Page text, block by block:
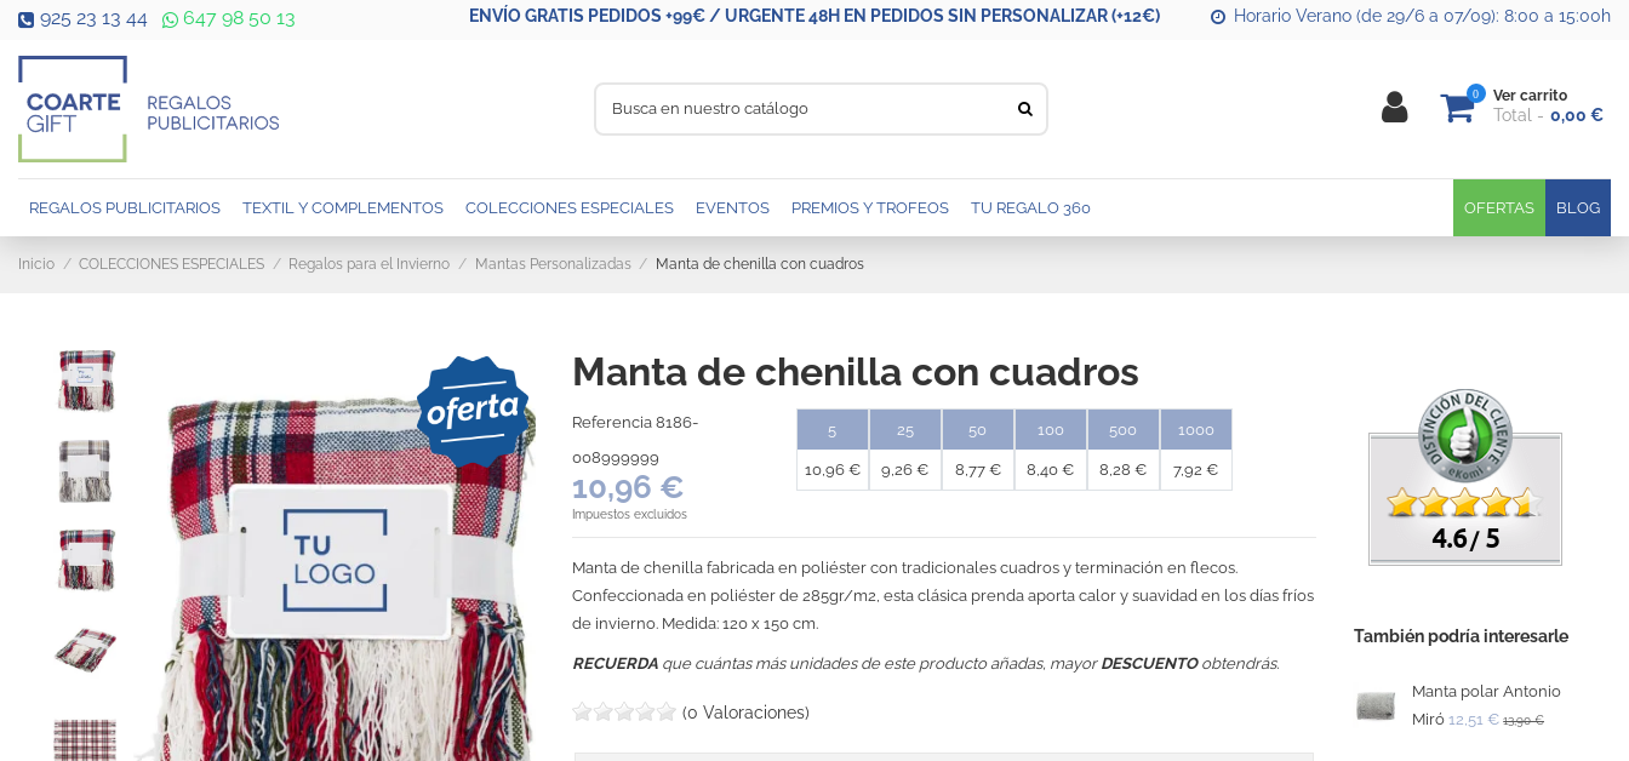
925 23 13 44 647 98 50 13 ENVÍO GRATIS PEDIDOS +99€ / URGENTE 48H EN PEDIDOS SIN PERSONALIZAR (+12€) Horario Verano (de 29/6 a 07/09): 8:00 a 15:00h
0 Ver carrito
Total 0,00 €
REGALOS PUBLICITARIOS TEXTIL Y COMPLEMENTOS COLECCIONES ESPECIALES EVENTOS PREMIOS Y TROFEOS BLOG
TU REGALO 360 OFERTAS
Inicio COLECCIONES ESPECIALES Regalos para el Invierno Mantas Personalizadas Manta de chenilla con cuadros
Manta de chenilla con cuadros
Referencia 8186-
008999999
10,96 €
Impuestos excluidos
5
10,96 €
25
9,26 €
50
8,77 €
100
8,40 €
500
8,28 €
1000
7,92 €
Manta de chenilla fabricada en poliéster con tradicionales cuadros y terminación en flecos.
Confeccionada en poliéster de 285gr/m2, esta clásica prenda aporta calor y suavidad en los días fríos
de invierno. Medida: 120 x 150 cm.
RECUERDA que cuántas más unidades de este producto añadas, mayor DESCUENTOobtendrás.
(0 Valoraciones)
4.6 /5
También podría interesarle
Manta polar Antonio
Miró 12,51 € 13,90 €